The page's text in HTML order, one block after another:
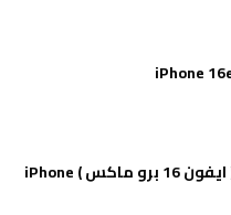
مواصفات وسعر ( ايفون 16 برو ماكس ) iPhone